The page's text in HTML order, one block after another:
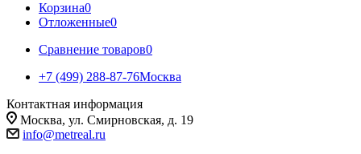
Корзина0
Отложенные0
Сравнение товаров0
+7 (499) 288-87-76Москва
Контактная информация
Москва, ул. Смирновская, д. 19
info@metreal.ru